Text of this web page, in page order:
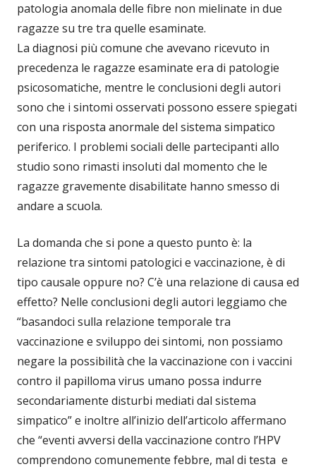
patologia anomala delle fibre non mielinate in due
ragazze su tre tra quelle esaminate.
La diagnosi più comune che avevano ricevuto in
precedenza le ragazze esaminate era di patologie
psicosomatiche, mentre le conclusioni degli autori
sono che i sintomi osservati possono essere spiegati
con una risposta anormale del sistema simpatico
periferico. I problemi sociali delle partecipanti allo
studio sono rimasti insoluti dal momento che le
ragazze gravemente disabilitate hanno smesso di
andare a scuola.
La domanda che si pone a questo punto è: la
relazione tra sintomi patologici e vaccinazione, è di
tipo causale oppure no? C’è una relazione di causa ed
effetto? Nelle conclusioni degli autori leggiamo che
“basandoci sulla relazione temporale tra
vaccinazione e sviluppo dei sintomi, non possiamo
negare la possibilità che la vaccinazione con i vaccini
contro il papilloma virus umano possa indurre
secondariamente disturbi mediati dal sistema
simpatico” e inoltre all’inizio dell’articolo affermano
che “eventi avversi della vaccinazione contro l’HPV
comprendono comunemente febbre, mal di testa e